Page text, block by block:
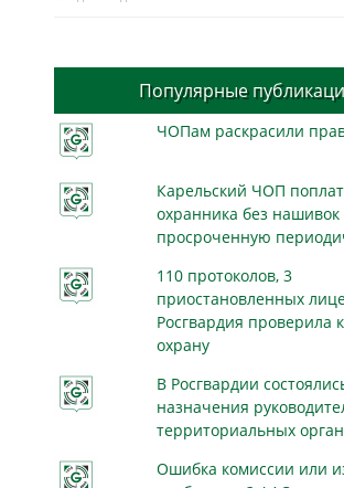
Популярные
ЧОПам раскрасили
Карельский ЧОП
охранника без нашивок
просроченную
110 протоколов, 3
приостановленных
Росгвардия проверила
охрану
В Росгвардии
назначения
территориальных
Ошибка комиссии или